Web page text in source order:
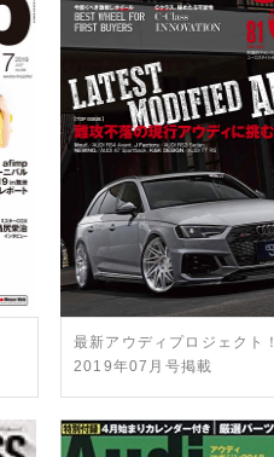
最新アウディプロジェクト
2019年07月号掲載